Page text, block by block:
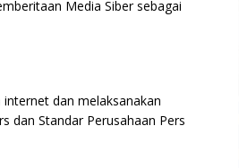
Media Siber sebagai
dan melaksanakan
dan Standar Perusahaan Pers